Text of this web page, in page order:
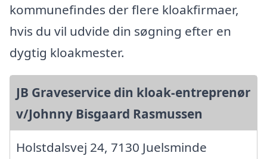
kommunefindes der flere kloakfirmaer,
hvis du vil udvide din søgning efter en
dygtig kloakmester.
JB Graveservice din kloak-entreprenør
v/Johnny Bisgaard Rasmussen
Holstdalsvej 24, 7130 Juelsminde